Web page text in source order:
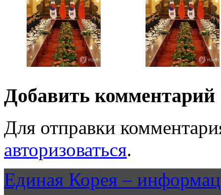
Добавить комментарий
Для отправки
авторизоваться.
Единая Корея –